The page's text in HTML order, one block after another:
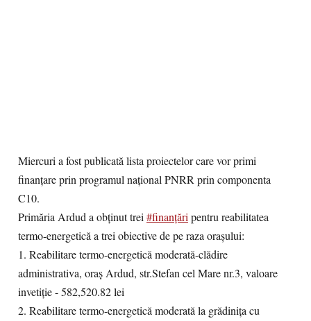
Miercuri a fost publicată lista proiectelor care vor primi
finanțare prin programul național PNRR prin componenta
C10.
Primăria Ardud a obținut trei#finanțăripentru reabilitatea
termo-energetică a trei obiective de pe raza orașului:
1. Reabilitare termo-energetică moderată-clădire
administrativa, oraș Ardud, str.Stefan cel Mare nr.3, valoare
invetiție - 582,520.82 lei
2. Reabilitare termo-energetică moderată la grădinița cu